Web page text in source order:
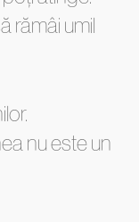
rămâi umil
nu este un